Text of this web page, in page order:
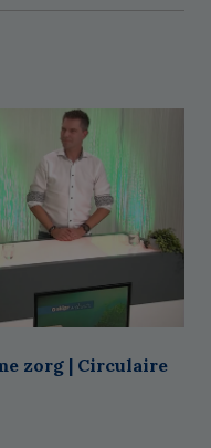
zorg | Circulaire